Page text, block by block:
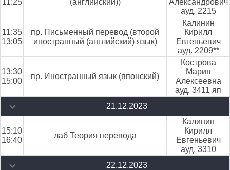
11:25
(английский))
Александрович
ауд. 2215
11:35
13:05
пр. Письменный перевод (второй
иностранный (английский) язык)
Калинин
Кирилл
Евгеньевич
ауд. 2209**
13:30
15:00
пр. Иностранный язык (японский)
Кострова
Мария
Алексеевна
ауд. 3411 яп
21.12.2023
15:10
16:40
лаб Теория перевода
Калинин
Кирилл
Евгеньевич
ауд. 3310
22.12.2023